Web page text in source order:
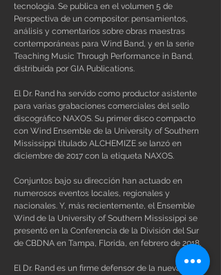
tecnología. Se publica en el volumen 5 de
Perspectiva de un compositor: pensamientos,
análisis y comentarios sobre obras maestras
contemporáneas para Wind Band, y en la serie
Teaching Music Through Performance in Band,
distribuida por GIA Publications.
El Dr. Rand ha servido como productor asistente
para varias grabaciones comerciales del sello
discográfico NAXOS. Su primer disco compacto
con Wind Ensemble de la University of Southern
Mississippi titulado ALCHEMIZE se lanzó en
diciembre de 2017 con la etiqueta NAXOS.
Conjuntos bajo su dirección han actuado en
numerosos eventos locales, regionales y
nacionales. Y, más recientemente, el Ensemble
Wind de la University of Southern Mississippi se
presentó en la Conferencia de la División del Sur
de CBDNA en Tampa, Florida, en febrero de 2018.
El Dr. Rand es un firme defensor de la nueva